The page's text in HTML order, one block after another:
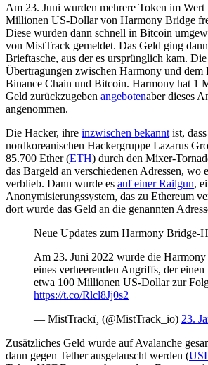
Am 23. Juni wurden mehrere Token im
Millionen US-Dollar von Harmony Bridge
Diese wurden dann schnell in Bitcoin
von MistTrack gemeldet. Das Geld ging
Brieftasche, aus der es ursprünglich kam.
Übertragungen zwischen Harmony und dem
Binance Chain und Bitcoin. Harmony hat 1
Geld zurückzugeben angebotenaber dieses
angenommen.
Die Hacker, ihre inzwischen bekannt ist,
nordkoreanischen Hackergruppe Lazarus
85.700 Ether (ETH) durch den Mixer-
das Bargeld an verschiedenen Adressen, wo
verblieb. Dann wurde es auf einer Railgun,
Anonymisierungssystem, das zu Ethereum
dort wurde das Geld an die genannten
Neue Updates zum Harmony Bridge-
Am 23. Juni 2022 wurde die
eines verheerenden Angriffs, der einen
etwa 100 Millionen US-Dollar zur
https://t.co/Rlcl8Jj0s2
— MistTrackï¸ (@MistTrack_io) 23.
Zusätzliches Geld wurde auf Avalanche
dann gegen Tether ausgetauscht werden (